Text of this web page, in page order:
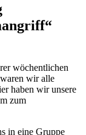
wöchentlichen
wir alle
haben wir unsere
zum
in eine Gruppe